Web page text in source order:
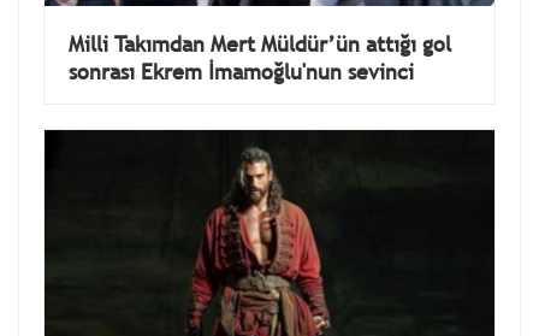
Milli Takımdan Mert Müldür’ün attığı gol
sonrası Ekrem İmamoğlu'nun sevinci